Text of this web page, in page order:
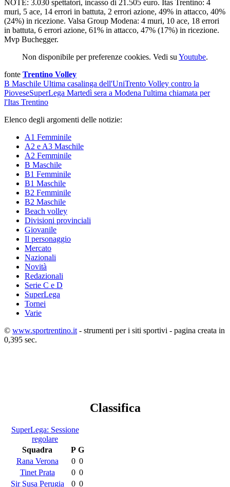
NOTE: 3.030 spettatori, incasso di 21.505 euro. Itas Trentino: 4
muri, 5 ace, 14 errori in battuta, 2 errori azione, 49% in attacco, 40%
(24%) in ricezione. Valsa Group Modena: 4 muri, 10 ace, 18 errori
in battuta, 6 errori azione, 61% in attacco, 47% (17%) in ricezione.
Mvp Buchegger.
Non disponibile per preferenze cookies. Vedi su Youtube.
fonte Trentino Volley
B Maschile Ultima casalinga dell'UniTrento Volley contro la
PioveseSuperLega Martedì sera a Modena l'ultima chiamata per
l'Itas Trentino
Elenco degli argomenti delle notizie:
A1 Femminile
A2 e A3 Maschile
A2 Femminile
B Maschile
B1 Femminile
B1 Maschile
B2 Femminile
B2 Maschile
Beach volley
Divisioni provinciali
Giovanile
Il personaggio
Mercato
Nazionali
Novità
Redazionali
Serie C e D
SuperLega
Tornei
Varie
© www.sportrentino.it - strumenti per i siti sportivi - pagina creata in
0,395 sec.
Classifica
SuperLega: Sessione
regolare
Squadra
P G
Rana Verona
0 0
Tinet Prata
0 0
Sir Susa Perugia
0 0